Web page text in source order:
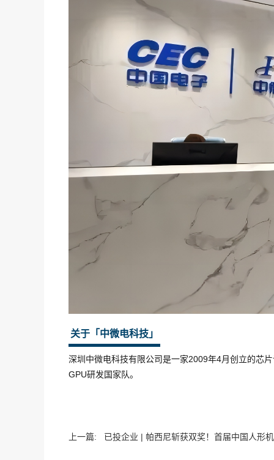
关于「中微电科技」
深圳中微电科技有限公司是一家2009年4月创立的芯
GPU研发国家队。
上一篇: 已投企业 | 帕西尼斩获双奖！首届中国人形